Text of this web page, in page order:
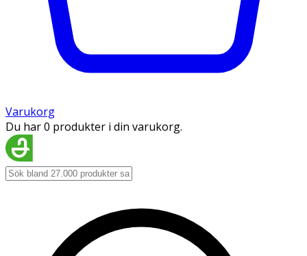
Varukorg
Du har 0 produkter i din varukorg.